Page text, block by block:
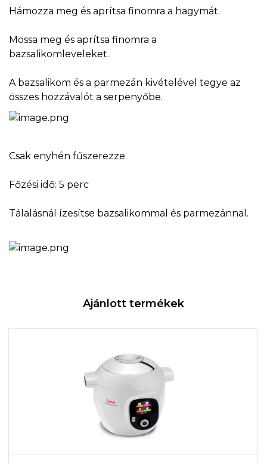
Hámozza meg és aprítsa finomra a hagymát.
Mossa meg és aprítsa finomra a
bazsalikomleveleket.
A bazsalikom és a parmezán kivételével tegye az
összes hozzávalót a serpenyőbe.
Csak enyhén fűszerezze.
Főzési idő: 5 perc
Tálalásnál ízesítse bazsalikommal és parmezánnal.
Ajánlott termékek